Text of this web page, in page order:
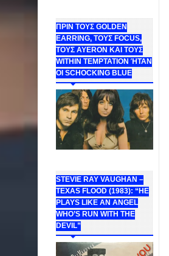
ΠΡΙΝ ΤΟΥΣ GOLDEN
EARRING, ΤΟΥΣ FOCUS,
ΤΟΥΣ ΑΥΕROΝ ΚΑΙ ΤΟΥΣ
WITHIN TEMPTATION ΉΤΑΝ
ΟΙ SCHOCKING BLUE
STEVIE RAY VAUGHAN –
TEXAS FLOOD (1983): “HE
PLAYS LIKE AN ANGEL
WHO’S RUN WITH THE
DEVIL”